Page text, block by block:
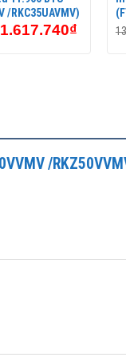
/RKC35UAVMV)
₫
/